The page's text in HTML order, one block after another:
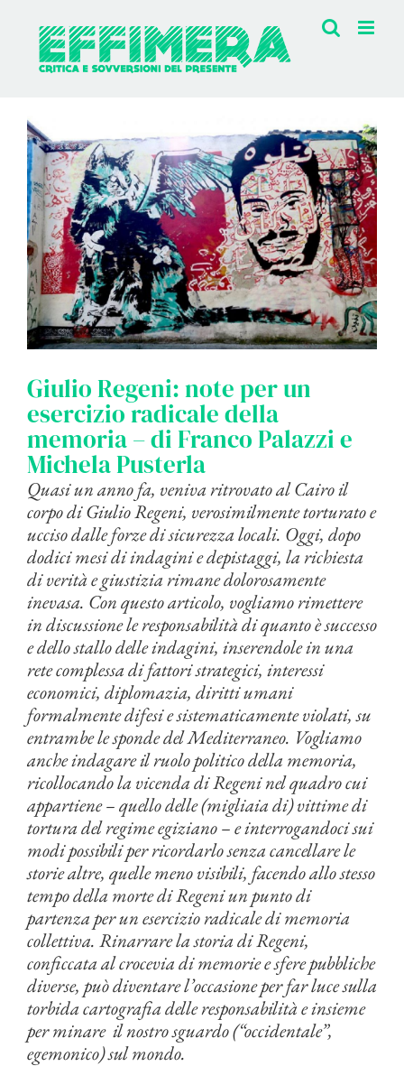
contenuto
Ingrandisci
immagine
Giulio Regeni: note per un
esercizio radicale della
memoria – di Franco Palazzi e
Michela Pusterla
Quasi un anno fa, veniva ritrovato al Cairo il
corpo di Giulio Regeni, verosimilmente torturato e
ucciso dalle forze di sicurezza locali. Oggi, dopo
dodici mesi di indagini e depistaggi, la richiesta
di verità e giustizia rimane dolorosamente
inevasa. Con questo articolo, vogliamo rimettere
in discussione le responsabilità di quanto è successo
e dello stallo delle indagini, inserendole in una
rete complessa di fattori strategici, interessi
economici, diplomazia, diritti umani
formalmente difesi e sistematicamente violati, su
entrambe le sponde del Mediterraneo. Vogliamo
anche indagare il ruolo politico della memoria,
ricollocando la vicenda di Regeni nel quadro cui
appartiene – quello delle (migliaia di) vittime di
tortura del regime egiziano – e interrogandoci sui
modi possibili per ricordarlo senza cancellare le
storie altre, quelle meno visibili, facendo allo stesso
tempo della morte di Regeni un punto di
partenza per un esercizio radicale di memoria
collettiva. Rinarrare la storia di Regeni,
conficcata al crocevia di memorie e sfere pubbliche
diverse, può diventare l’occasione per far luce sulla
torbida cartografia delle responsabilità e insieme
per minare il nostro sguardo (“occidentale”,
egemonico) sul mondo.